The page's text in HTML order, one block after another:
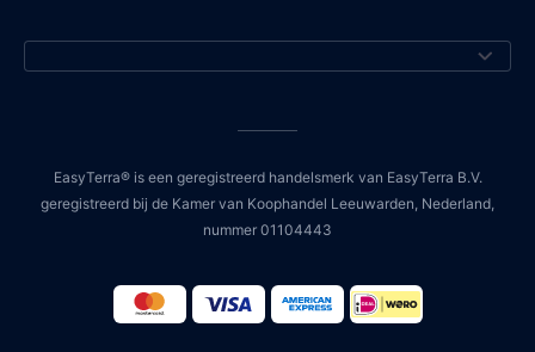
EasyTerra® is een geregistreerd handelsmerk van EasyTerra B.V.
geregistreerd bij de Kamer van Koophandel Leeuwarden, Nederland,
nummer 01104443